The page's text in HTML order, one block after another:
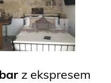
bar z ekspresem